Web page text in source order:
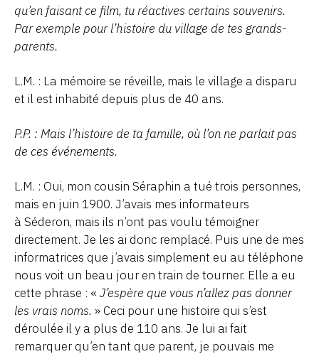
qu’en faisant ce film, tu réactives certains souvenirs.
Par exemple pour l’histoire du village de tes grands-
parents.
L.M. : La mémoire se réveille, mais le village a disparu
et il est inhabité depuis plus de 40 ans.
P.P. : Mais l’histoire de ta famille, où l’on ne parlait pas
de ces événements.
L.M. : Oui, mon cousin Séraphin a tué trois personnes,
mais en juin 1900. J’avais mes informateurs
à Séderon, mais ils n’ont pas voulu témoigner
directement. Je les ai donc remplacé. Puis une de mes
informatrices que j’avais simplement eu au téléphone
nous voit un beau jour en train de tourner. Elle a eu
cette phrase : « J’espère que vous n’allez pas donner
les vrais noms. » Ceci pour une histoire qui s’est
déroulée il y a plus de 110 ans. Je lui ai fait
remarquer qu’en tant que parent, je pouvais me